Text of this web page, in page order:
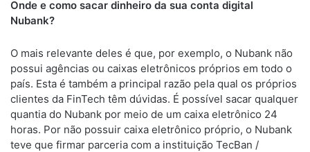
Onde e como sacar dinheiro da sua conta digital
Nubank?
O mais relevante deles é que, por exemplo, o Nubank não
possui agências ou caixas eletrônicos próprios em todo o
país. Esta é também a principal razão pela qual os próprios
clientes da FinTech têm dúvidas. É possível sacar qualquer
quantia do Nubank por meio de um caixa eletrônico 24
horas. Por não possuir caixa eletrônico próprio, o Nubank
teve que firmar parceria com a instituição TecBan /